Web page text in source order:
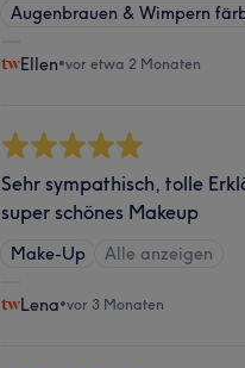
Augenbrauen & Wimpern
Ellen•vor etwa 2 Monaten
Sehr sympathisch, tolle
super schönes Makeup
Make-Up Alle anzeigen
Lena•vor 3 Monaten